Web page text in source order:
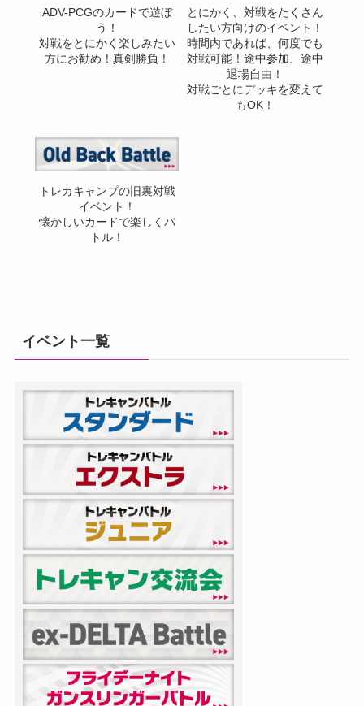
ADV-PCGのカードで遊ぼ
う！
対戦をとにかく楽しみたい
方にお勧め！真剣勝負！
とにかく、対戦をたくさん
したい方向けのイベント！
時間内であれば、何度でも
対戦可能！途中参加、途中
退場自由！
対戦ごとにデッキを変えて
もOK！
トレカキャンプの旧裏対戦
イベント！
懐かしいカードで楽しくバ
トル！
イベント一覧